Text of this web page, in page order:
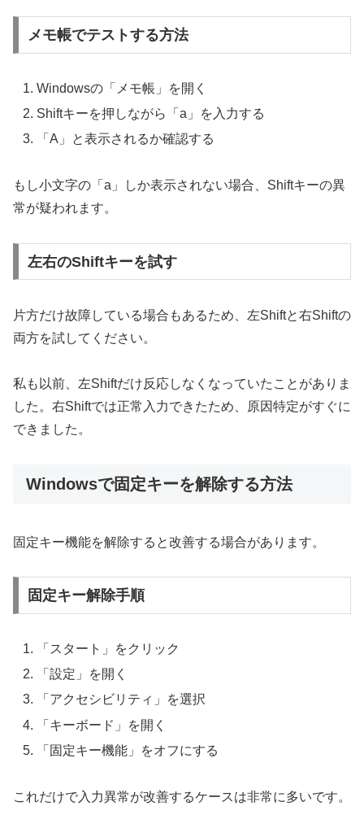
メモ帳でテストする方法
Windowsの「メモ帳」を開く
Shiftキーを押しながら「a」を入力する
「A」と表示されるか確認する
もし小文字の「a」しか表示されない場合、Shiftキーの異
常が疑われます。
左右のShiftキーを試す
片方だけ故障している場合もあるため、左Shiftと右Shiftの
両方を試してください。
私も以前、左Shiftだけ反応しなくなっていたことがありま
した。右Shiftでは正常入力できたため、原因特定がすぐに
できました。
Windowsで固定キーを解除する方法
固定キー機能を解除すると改善する場合があります。
固定キー解除手順
「スタート」をクリック
「設定」を開く
「アクセシビリティ」を選択
「キーボード」を開く
「固定キー機能」をオフにする
これだけで入力異常が改善するケースは非常に多いです。